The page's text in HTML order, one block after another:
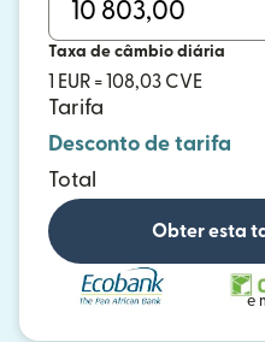
Taxa de câmbio diária
1 EUR = 108,03 CVE
Tarifa
Desconto de tarifa
Total
Obter esta
e